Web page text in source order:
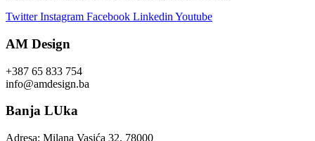
Twitter Instagram Facebook Linkedin Youtube
AM Design
+387 65 833 754
info@amdesign.ba
Banja LUka
Adresa: Milana Vasića 32, 78000